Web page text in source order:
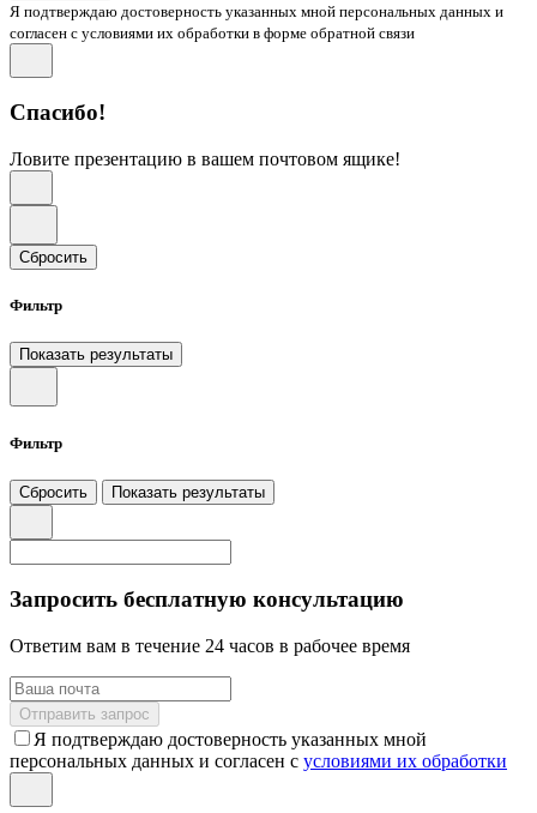
Я подтверждаю достоверность указанных мной персональных данных и
согласен с условиями их обработки в форме обратной связи
Спасибо!
Ловите презентацию в вашем почтовом ящике!
Сбросить
Фильтр
Показать результаты
Фильтр
Сбросить Показать результаты
Запросить бесплатную консультацию
Ответим вам в течение 24 часов в рабочее время
Отправить запрос
Я подтверждаю достоверность указанных мной
персональных данных и согласен с условиями их обработки